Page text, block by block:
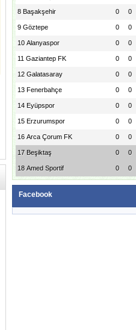
8 Başakşehir 0
0
9 Göztepe 0
0
10 Alanyaspor 0
0
11 Gaziantep FK 0
0
12 Galatasaray 0
0
13 Fenerbahçe 0
0
14 Eyüpspor 0
0
15 Erzurumspor 0
0
16 Arca Çorum FK 0
0
17 Beşiktaş 0
0
18 Amed Sportif 0
0
Facebook